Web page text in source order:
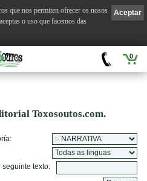
0
Toxosoutos.com.
seguinte texto:
Aceptar
que nos permiten ofrecer os nosos
o uso que facemos das